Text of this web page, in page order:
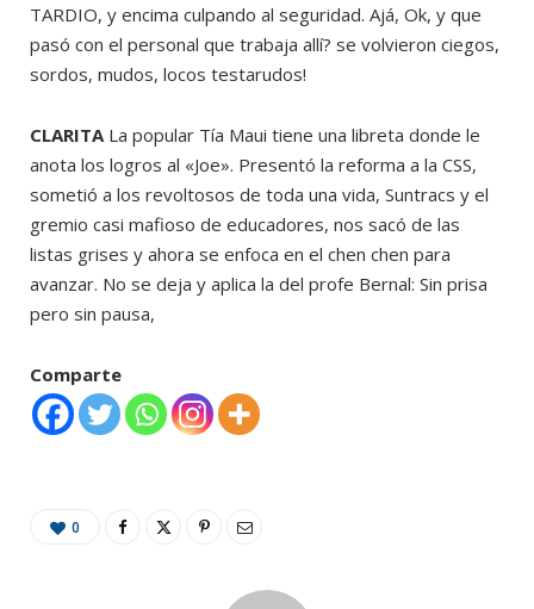
TARDIO, y encima culpando al seguridad. Ajá, Ok, y que
pasó con el personal que trabaja allí? se volvieron ciegos,
sordos, mudos, locos testarudos!
CLARITA La popular Tía Maui tiene una libreta donde le
anota los logros al «Joe». Presentó la reforma a la CSS,
sometió a los revoltosos de toda una vida, Suntracs y el
gremio casi mafioso de educadores, nos sacó de las
listas grises y ahora se enfoca en el chen chen para
avanzar. No se deja y aplica la del profe Bernal: Sin prisa
pero sin pausa,
Comparte
0